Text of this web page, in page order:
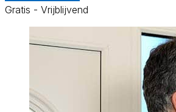
Gratis - Vrijblijvend